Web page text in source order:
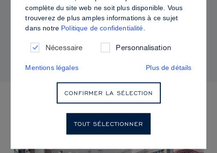
Peau Lumineuse vs Peau Grasse :
Comment utiliser Sculpt & Glow pour un fini
radieux à la brillance contrôlée
PROCHAINS ÉVÈNEMENTS
complète du site web ne soit plus disponible. Vous
trouverez de plus amples informations à ce sujet
dans notre Politique de confidentialité
Nécessaire Personnalisation
Mentions légales Plus de détails
CONFIRMER LA SÉLECTION
TOUT SÉLECTIONNER